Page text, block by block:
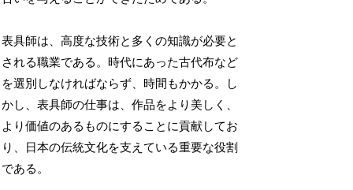
表具師は、高度な技術と多くの知識が必要と
される職業である。時代にあった古代布など
を選別しなければならず、時間もかかる。し
かし、表具師の仕事は、作品をより美しく、
より価値のあるものにすることに貢献してお
り、日本の伝統文化を支えている重要な役割
である。